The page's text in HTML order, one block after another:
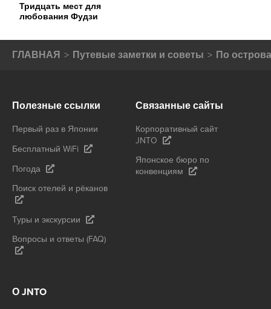
Тридцать мест для
любования Фудзи
ГЛАВНАЯ Путевые заметки и советы По
Полезные ссылки
Первый раз в Японии
Бесплатный WiFi
Погода
Поиск отелей и рёканов
Туры и экскурсии
Вопросы и ответы (FAQ)
Связанные сайты
Корпоративный сайт
JNTO
Японское бюро по
конвенциям
О JNTO